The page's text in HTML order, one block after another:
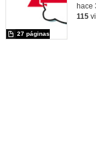
27 páginas
hace
115